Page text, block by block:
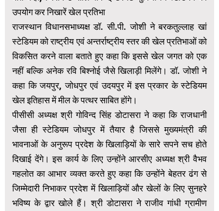
उपयोग कर निखारें खेल प्रतिभा
राजस्थान विधानसभाध्यक्ष डॉ. सी.पी. जोशी ने बरकतुल्लाह खां
स्टेडियम को राष्ट्रीय एवं अन्तर्राष्ट्रीय स्तर की खेल प्रतिभाओं को
विकसित करने वाला बताते हुए कहा कि इससे खेल जगत को एक
नहीं बल्कि अनेक रवि बिश्नोई जैसे खिलाड़ी मिलेंगे। डॉ. जोशी ने
कहा कि जयपुर, जोधपुर एवं उदयपुर में इस प्रकार के स्टेडियम
खेल इतिहास में मील के पत्थर साबित होंगे।
पीसीसी अध्यक्ष श्री गोविन्द सिंह डोटासरा ने कहा कि राजधानी
जैसा ही स्टेडियम जोधपुर में तैयार है जिससे मुख्यमंत्री की
भावनाओं के अनुरूप प्रदेश के खिलाड़ियों के सारे सपने सच होते
दिखाई देंगे। इस कार्य के लिए उन्होंने आरसीए अध्यक्ष श्री वैभव
गहलोत का आभार व्यक्त करते हुए कहा कि उन्होंने बेहतर ढंग से
जिम्मेदारी निभाकर प्रदेश में खिलाड़ियों और खेलों के लिए सुनहरे
भविष्य के द्वार खोले हैं। श्री डोटासरा ने राजीव गांधी ग्रामीण